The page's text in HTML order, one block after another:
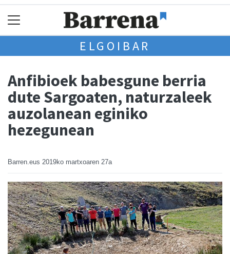
ELGOIBAR
Anfibioek babesgune berria
dute Sargoaten, naturzaleek
auzolanean eginiko
hezegunean
Barren.eus 2019ko martxoaren 27a